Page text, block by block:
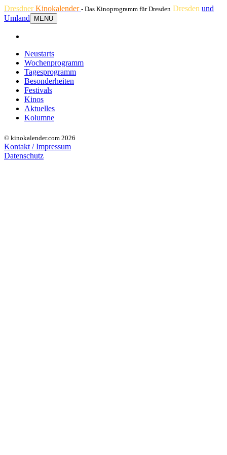
DresdnerKinokalender - Das Kinoprogramm für Dresden Dresden und
Umland
MENU
Neustarts
Wochenprogramm
Tagesprogramm
Besonderheiten
Festivals
Kinos
Aktuelles
Kolumne
© kinokalender.com 2026
Kontakt / Impressum
Datenschutz